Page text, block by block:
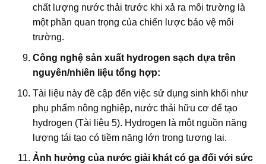
chất lượng nước thải trước khi xả ra môi trường là
một phần quan trọng của chiến lược bảo vệ môi
trường.
Công nghệ sản xuất hydrogen sạch dựa trên
nguyên/nhiên liệu tổng hợp:
Tài liệu này đề cập đến việc sử dụng sinh khối như
phụ phẩm nông nghiệp, nước thải hữu cơ để tạo
hydrogen (Tài liệu 5). Hydrogen là một nguồn năng
lượng tái tạo có tiềm năng lớn trong tương lai.
Ảnh hưởng của nước giải khát có ga đối với sức